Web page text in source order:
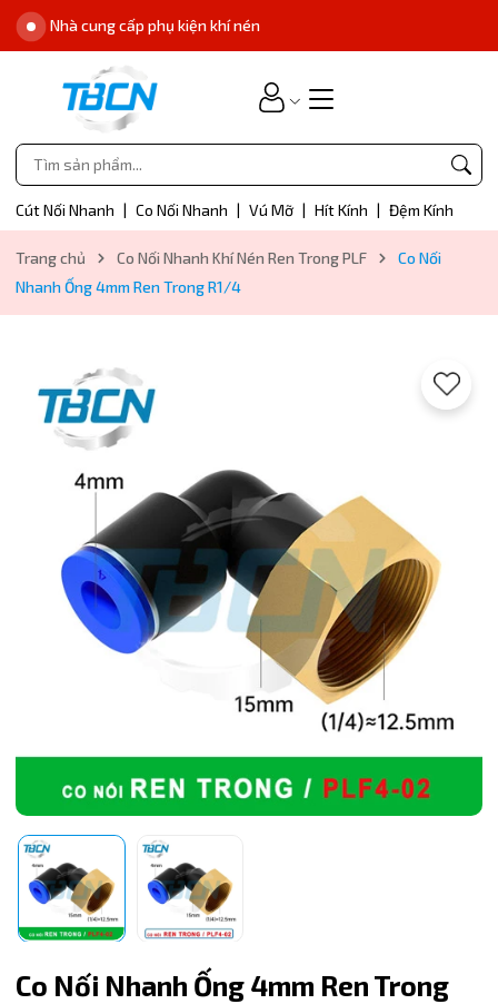
Nhà cung cấp phụ kiện khí nén
Cút Nối Nhanh | Co Nối Nhanh | Vú Mỡ | Hít Kính | Đệm Kính
Trang chủ Co Nối Nhanh Khí Nén Ren Trong PLF
Co Nối
Nhanh Ống 4mm Ren Trong R1/4
Co Nối Nhanh Ống 4mm Ren Trong
Mã giảm giá:
Ngày hết hạn: